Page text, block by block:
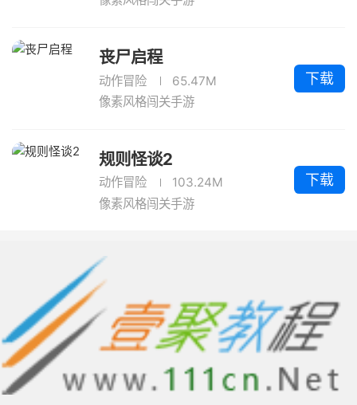
丧尸启程
动作冒险
65.47M
像素风格闯关手游
下载
规则怪谈2
动作冒险
103.24M
像素风格闯关手游
下载